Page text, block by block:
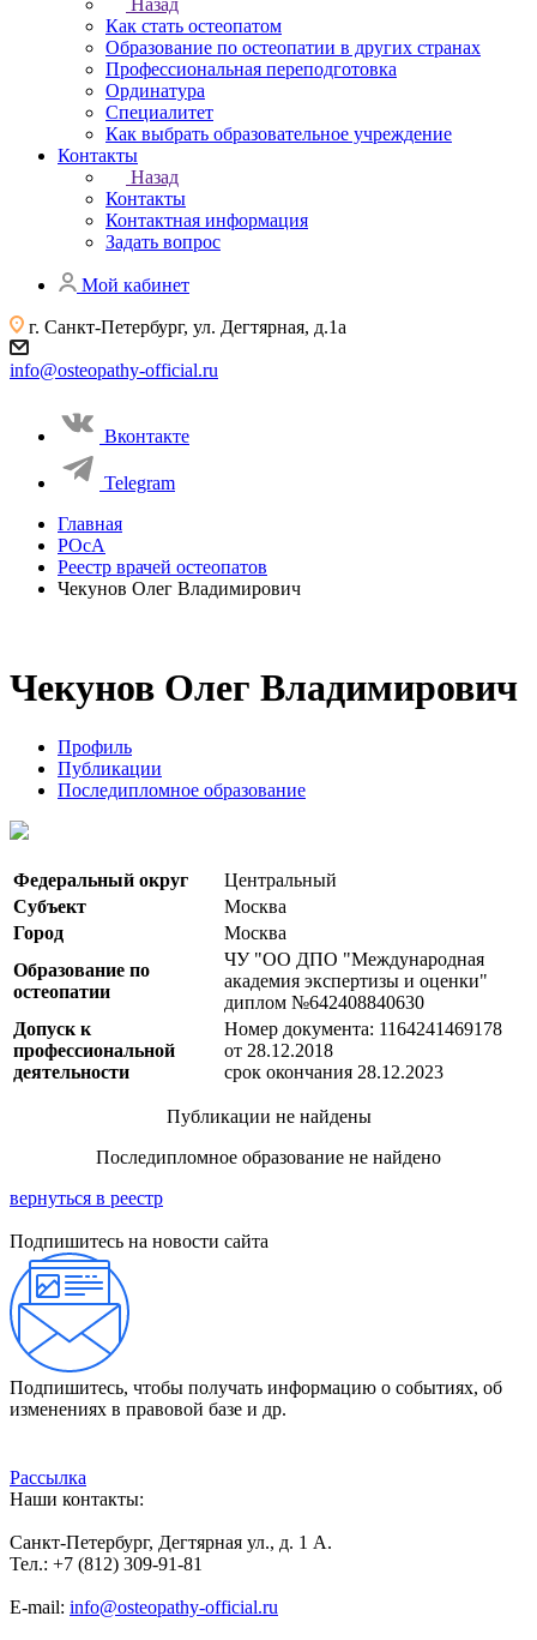
Назад
Как стать остеопатом
Образование по остеопатии в других странах
Профессиональная переподготовка
Ординатура
Специалитет
Как выбрать образовательное учреждение
Контакты
Назад
Контакты
Контактная информация
Задать вопрос
Мой кабинет
г. Санкт-Петербург, ул. Дегтярная, д.1а
info@osteopathy-official.ru
Вконтакте
Telegram
Главная
РОсА
Реестр врачей остеопатов
Чекунов Олег Владимирович
Чекунов Олег Владимирович
Профиль
Публикации
Последипломное образование
Федеральный округ
Центральный
Субъект
Москва
Город
Москва
Образование по
остеопатии
ЧУ "ОО ДПО "Международная
академия экспертизы и оценки"
диплом №642408840630
Допуск к
профессиональной
деятельности
Номер документа: 1164241469178
от 28.12.2018
срок окончания 28.12.2023
Публикации не найдены
Последипломное образование не найдено
вернуться в реестр
Подпишитесь на новости сайта
Подпишитесь, чтобы получать информацию о событиях, об
изменениях в правовой базе и др.
Рассылка
Наши контакты:
Санкт-Петербург, Дегтярная ул., д. 1 А.
Тел.: +7 (812) 309-91-81
E-mail: info@osteopathy-official.ru